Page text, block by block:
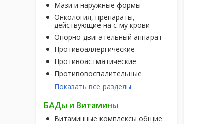
Мази и наружные формы
Онкология, препараты,
действующие на с-му крови
Опорно-двигательный аппарат
Противоаллергические
Противоастматические
Противовоспалительные
Показать все разделы
БАДы и Витамины
Витаминные комплексы общие